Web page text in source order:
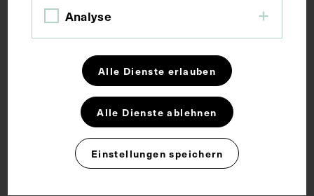
CC BY-NC-SA 4.0
Analyse
Alle Dienste erlauben
Alle Dienste ablehnen
Einstellungen speichern